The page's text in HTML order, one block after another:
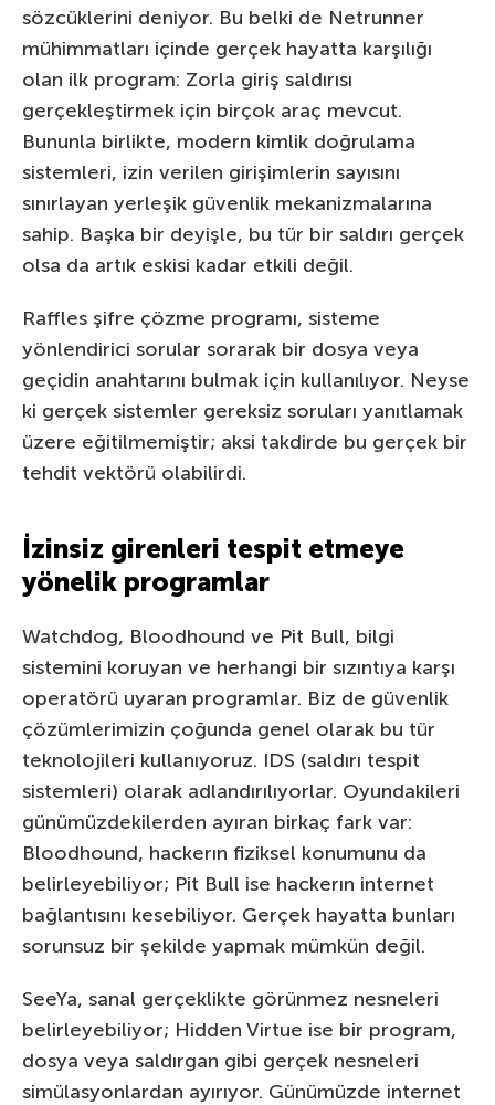
sözcüklerini deniyor. Bu belki de Netrunner
mühimmatları içinde gerçek hayatta karşılığı
olan ilk program: Zorla giriş saldırısı
gerçekleştirmek için birçok araç mevcut.
Bununla birlikte, modern kimlik doğrulama
sistemleri, izin verilen girişimlerin sayısını
sınırlayan yerleşik güvenlik mekanizmalarına
sahip. Başka bir deyişle, bu tür bir saldırı gerçek
olsa da artık eskisi kadar etkili değil.
Raffles şifre çözme programı, sisteme
yönlendirici sorular sorarak bir dosya veya
geçidin anahtarını bulmak için kullanılıyor. Neyse
ki gerçek sistemler gereksiz soruları yanıtlamak
üzere eğitilmemiştir; aksi takdirde bu gerçek bir
tehdit vektörü olabilirdi.
İzinsiz girenleri tespit etmeye
yönelik programlar
Watchdog, Bloodhound ve Pit Bull, bilgi
sistemini koruyan ve herhangi bir sızıntıya karşı
operatörü uyaran programlar. Biz de güvenlik
çözümlerimizin çoğunda genel olarak bu tür
teknolojileri kullanıyoruz. IDS (saldırı tespit
sistemleri) olarak adlandırılıyorlar. Oyundakileri
günümüzdekilerden ayıran birkaç fark var:
Bloodhound, hackerın fiziksel konumunu da
belirleyebiliyor; Pit Bull ise hackerın internet
bağlantısını kesebiliyor. Gerçek hayatta bunları
sorunsuz bir şekilde yapmak mümkün değil.
SeeYa, sanal gerçeklikte görünmez nesneleri
belirleyebiliyor; Hidden Virtue ise bir program,
dosya veya saldırgan gibi gerçek nesneleri
simülasyonlardan ayırıyor. Günümüzde internet